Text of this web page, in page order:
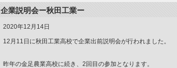
企業説明会ー秋田工業ー
2020年12月14日
12月11日に秋田工業高校で企業出前説明会が行われました。
昨年の金足農業高校に続き、2回目の参加となります。